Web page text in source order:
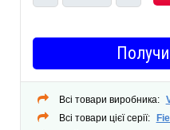
Всі товари виробника:
Всі товари цієї серії: